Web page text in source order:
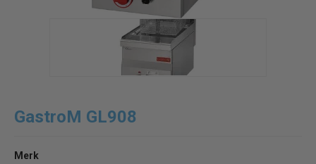
GastroM GL908
Merk